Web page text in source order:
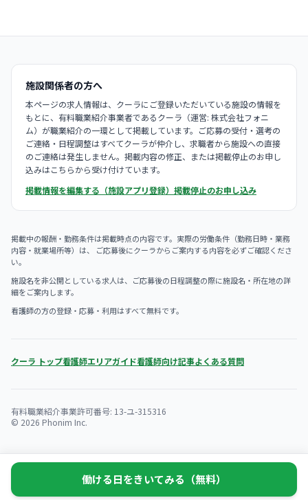
施設関係者の方へ
本ページの求人情報は、クーラにご登録いただいている施設の情報を
もとに、有料職業紹介事業者であるクーラ（運営: 株式会社フォニ
ム）が職業紹介の一環として掲載しています。ご応募の受付・選考の
ご連絡・日程調整はすべてクーラが仲介し、求職者から施設への直接
のご連絡は発生しません。掲載内容の修正、または掲載停止のお申し
込みはこちらから受け付けています。
掲載情報を編集する（施設アプリ登録） 掲載停止のお申し込み
掲載中の報酬・勤務条件は掲載時点の内容です。実際の労働条件（勤務日時・業務
内容・就業場所等）は、 ご応募後にクーラからご案内する内容を必ずご確認くださ
い。
施設名を非公開としている求人は、ご応募後の日程調整の際に施設名・所在地の詳
細をご案内します。
看護師の方の登録・応募・利用はすべて無料です。
クーラ トップ看護師エリアガイド看護師向け記事よくある質問
有料職業紹介事業許可番号: 13-ユ-315316
© 2026 Phonim Inc.
働ける日をきいてみる（無料）